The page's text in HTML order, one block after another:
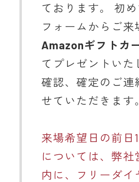
ております。 初
フォームからご
Amazonギフトカ
てプレゼントい
確認、確定のご
せていただきます。
来場希望日の前日
については、弊
内に、フリーダイ